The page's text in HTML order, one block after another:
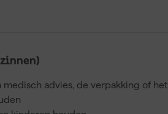
medisch advies, de verpakking of het